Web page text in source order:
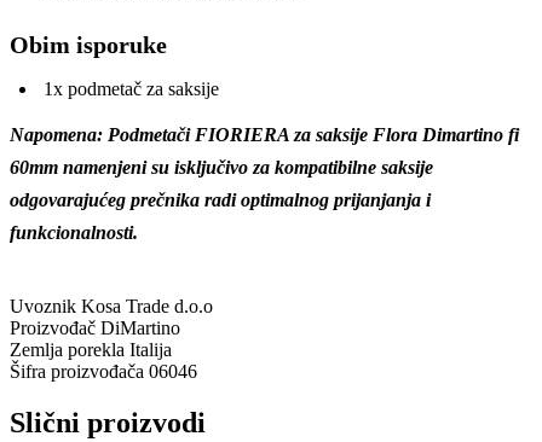
Obim isporuke
1x podmetač za saksije
Napomena: Podmetači FIORIERA za saksije Flora Dimartino fi
60mm namenjeni su isključivo za kompatibilne saksije
odgovarajućeg prečnika radi optimalnog prijanjanja i
funkcionalnosti.
Uvoznik Kosa Trade d.o.o
Proizvođač DiMartino
Zemlja porekla Italija
Šifra proizvođača 06046
Slični proizvodi